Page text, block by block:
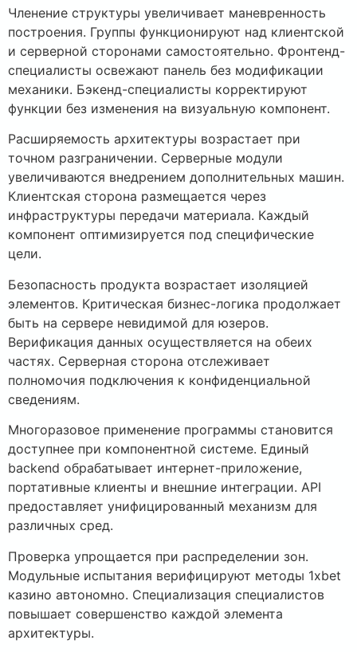
Членение структуры увеличивает маневренность
построения. Группы функционируют над клиентской
и серверной сторонами самостоятельно. Фронтенд-
специалисты освежают панель без модификации
механики. Бэкенд-специалисты корректируют
функции без изменения на визуальную компонент.
Расширяемость архитектуры возрастает при
точном разграничении. Серверные модули
увеличиваются внедрением дополнительных машин.
Клиентская сторона размещается через
инфраструктуры передачи материала. Каждый
компонент оптимизируется под специфические
цели.
Безопасность продукта возрастает изоляцией
элементов. Критическая бизнес-логика продолжает
быть на сервере невидимой для юзеров.
Верификация данных осуществляется на обеих
частях. Серверная сторона отслеживает
полномочия подключения к конфиденциальной
сведениям.
Многоразовое применение программы становится
доступнее при компонентной системе. Единый
backend обрабатывает интернет-приложение,
портативные клиенты и внешние интеграции. API
предоставляет унифицированный механизм для
различных сред.
Проверка упрощается при распределении зон.
Модульные испытания верифицируют методы 1xbet
казино автономно. Специализация специалистов
повышает совершенство каждой элемента
архитектуры.